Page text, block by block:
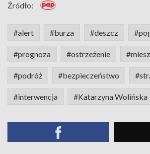
Źródło:
#alert #burza #deszcz
#prognoza #ostrzeżenie
#podróż #bezpieczeństwo
#interwencja #Katarzyna Wolińska